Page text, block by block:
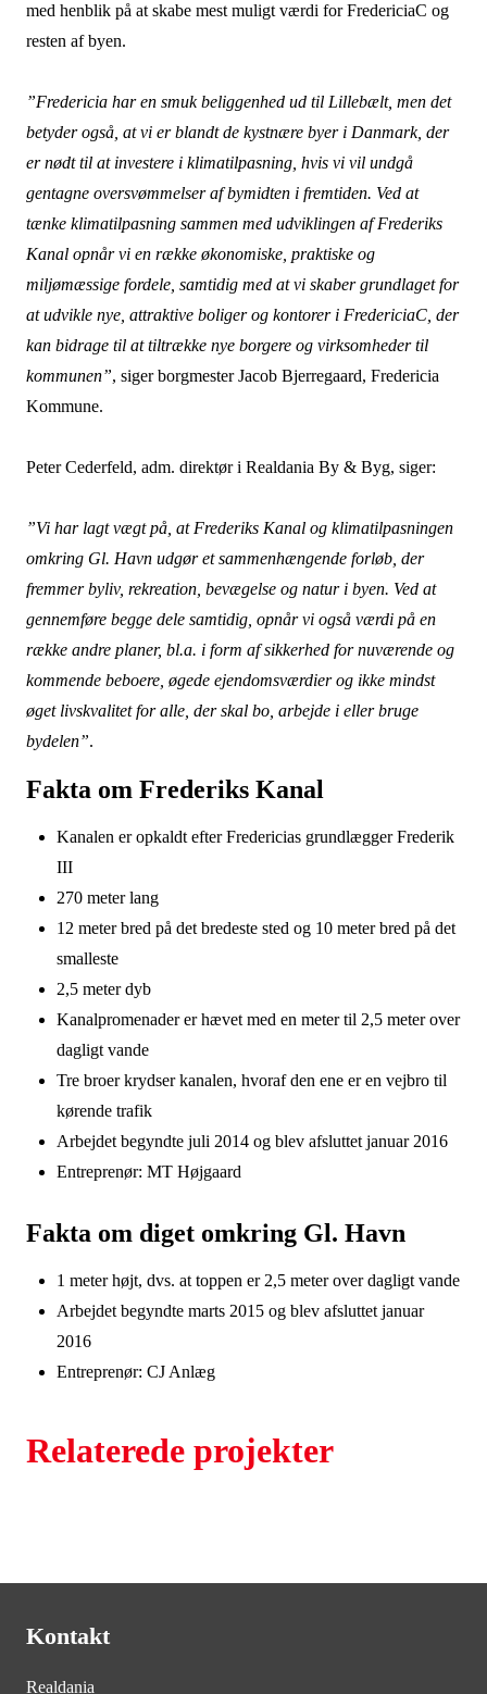
med henblik på at skabe mest muligt værdi for FredericiaC og
resten af byen.
”Fredericia har en smuk beliggenhed ud til Lillebælt, men det
betyder også, at vi er blandt de kystnære byer i Danmark, der
er nødt til at investere i klimatilpasning, hvis vi vil undgå
gentagne oversvømmelser af bymidten i fremtiden. Ved at
tænke klimatilpasning sammen med udviklingen af Frederiks
Kanal opnår vi en række økonomiske, praktiske og
miljømæssige fordele, samtidig med at vi skaber grundlaget for
at udvikle nye, attraktive boliger og kontorer i FredericiaC, der
kan bidrage til at tiltrække nye borgere og virksomheder til
kommunen”, siger borgmester Jacob Bjerregaard, Fredericia
Kommune.
Peter Cederfeld, adm. direktør i Realdania By & Byg, siger:
”Vi har lagt vægt på, at Frederiks Kanal og klimatilpasningen
omkring Gl. Havn udgør et sammenhængende forløb, der
fremmer byliv, rekreation, bevægelse og natur i byen. Ved at
gennemføre begge dele samtidig, opnår vi også værdi på en
række andre planer, bl.a. i form af sikkerhed for nuværende og
kommende beboere, øgede ejendomsværdier og ikke mindst
øget livskvalitet for alle, der skal bo, arbejde i eller bruge
bydelen”.
Fakta om Frederiks Kanal
Kanalen er opkaldt efter Fredericias grundlægger Frederik
III
270 meter lang
12 meter bred på det bredeste sted og 10 meter bred på det
smalleste
2,5 meter dyb
Kanalpromenader er hævet med en meter til 2,5 meter over
dagligt vande
Tre broer krydser kanalen, hvoraf den ene er en vejbro til
kørende trafik
Arbejdet begyndte juli 2014 og blev afsluttet januar 2016
Entreprenør: MT Højgaard
Fakta om diget omkring Gl. Havn
1 meter højt, dvs. at toppen er 2,5 meter over dagligt vande
Arbejdet begyndte marts 2015 og blev afsluttet januar
2016
Entreprenør: CJ Anlæg
Relaterede projekter
Kontakt
Realdania